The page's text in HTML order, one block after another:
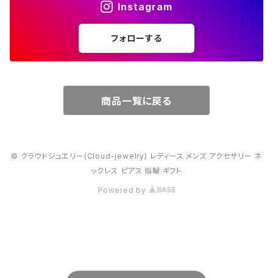
Instagram
フォローする
商品一覧に戻る
© クラウドジュエリー(Cloud-jewelry) レディース メンズ アクセサリー ネ
ックレス ピアス 指輪 ギフト
Powered by